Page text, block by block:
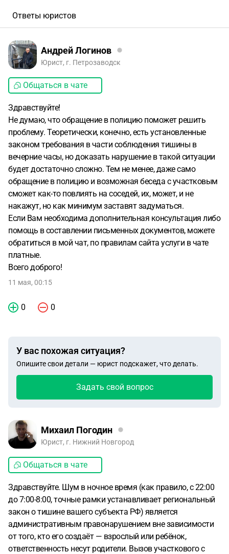
Ответы юристов
Андрей Логинов
Юрист, г. Петрозаводск
Общаться в чате
Здравствуйте!
Не думаю, что обращение в полицию поможет решить
проблему. Теоретически, конечно, есть установленные
законом требования в части соблюдения тишины в
вечерние часы, но доказать нарушение в такой ситуации
будет достаточно сложно. Тем не менее, даже само
обращение в полицию и возможная беседа с участковым
сможет как-то повлиять на соседей, их, может, и не
накажут, но как минимум заставят задуматься.
Если Вам необходима дополнительная консультация либо
помощь в составлении письменных документов, можете
обратиться в мой чат, по правилам сайта услуги в чате
платные.
Всего доброго!
11 мая, 00:15
0 0
У вас похожая ситуация?
Опишите свои детали — юрист подскажет, что делать.
Задать свой вопрос
Михаил Погодин
Юрист, г. Нижний Новгород
Общаться в чате
Здравствуйте. Шум в ночное время (как правило, с 22:00
до 7:00-8:00, точные рамки устанавливает региональный
закон о тишине вашего субъекта РФ) является
административным правонарушением вне зависимости
от того, кто его создаёт — взрослый или ребёнок,
ответственность несут родители. Вызов участкового с